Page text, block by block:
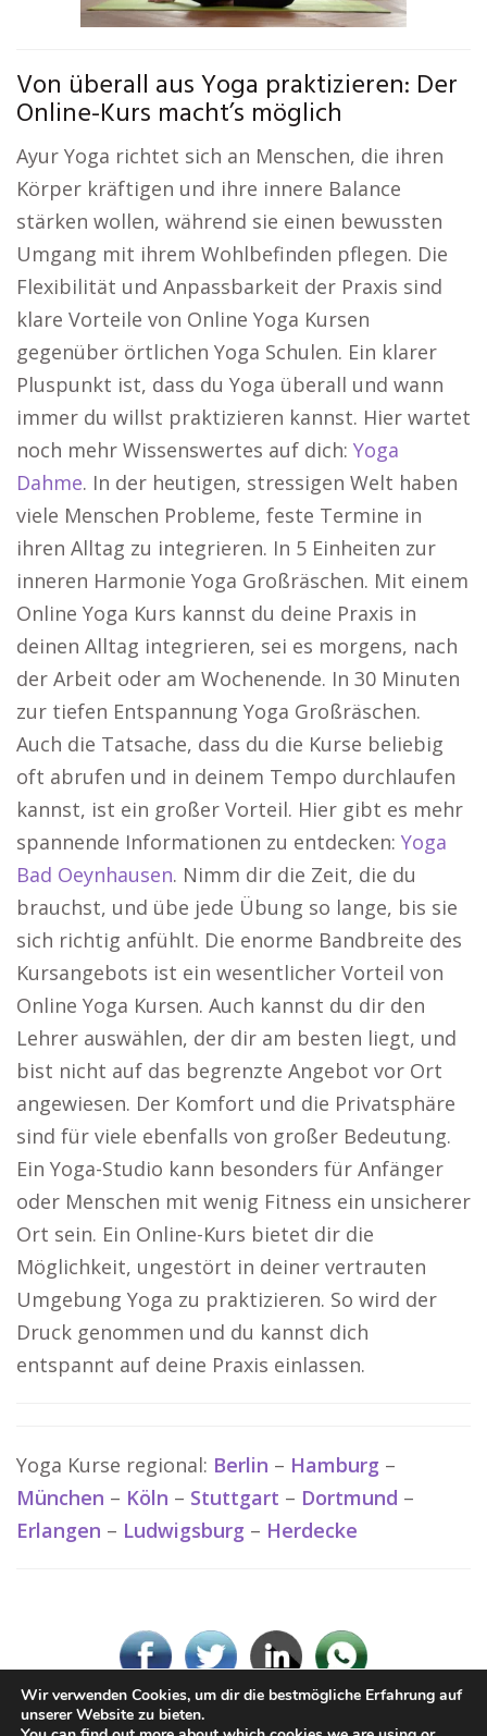
Von überall aus Yoga praktizieren: Der
Online-Kurs macht’s möglich
Ayur Yoga richtet sich an Menschen, die ihren
Körper kräftigen und ihre innere Balance
stärken wollen, während sie einen bewussten
Umgang mit ihrem Wohlbefinden pflegen. Die
Flexibilität und Anpassbarkeit der Praxis sind
klare Vorteile von Online Yoga Kursen
gegenüber örtlichen Yoga Schulen. Ein klarer
Pluspunkt ist, dass du Yoga überall und wann
immer du willst praktizieren kannst. Hier wartet
noch mehr Wissenswertes auf dich: Yoga
Dahme. In der heutigen, stressigen Welt haben
viele Menschen Probleme, feste Termine in
ihren Alltag zu integrieren. In 5 Einheiten zur
inneren Harmonie Yoga Großräschen. Mit einem
Online Yoga Kurs kannst du deine Praxis in
deinen Alltag integrieren, sei es morgens, nach
der Arbeit oder am Wochenende. In 30 Minuten
zur tiefen Entspannung Yoga Großräschen.
Auch die Tatsache, dass du die Kurse beliebig
oft abrufen und in deinem Tempo durchlaufen
kannst, ist ein großer Vorteil. Hier gibt es mehr
spannende Informationen zu entdecken: Yoga
Bad Oeynhausen. Nimm dir die Zeit, die du
brauchst, und übe jede Übung so lange, bis sie
sich richtig anfühlt. Die enorme Bandbreite des
Kursangebots ist ein wesentlicher Vorteil von
Online Yoga Kursen. Auch kannst du dir den
Lehrer auswählen, der dir am besten liegt, und
bist nicht auf das begrenzte Angebot vor Ort
angewiesen. Der Komfort und die Privatsphäre
sind für viele ebenfalls von großer Bedeutung.
Ein Yoga-Studio kann besonders für Anfänger
oder Menschen mit wenig Fitness ein unsicherer
Ort sein. Ein Online-Kurs bietet dir die
Möglichkeit, ungestört in deiner vertrauten
Umgebung Yoga zu praktizieren. So wird der
Druck genommen und du kannst dich
entspannt auf deine Praxis einlassen.
Yoga Kurse regional: Berlin – Hamburg –
München – Köln – Stuttgart – Dortmund –
Erlangen – Ludwigsburg – Herdecke
Wir verwenden Cookies, um dir die bestmögliche Erfahrung auf
unserer Website zu bieten.